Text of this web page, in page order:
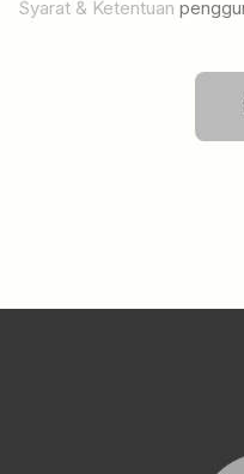
Syarat & Ketentuan